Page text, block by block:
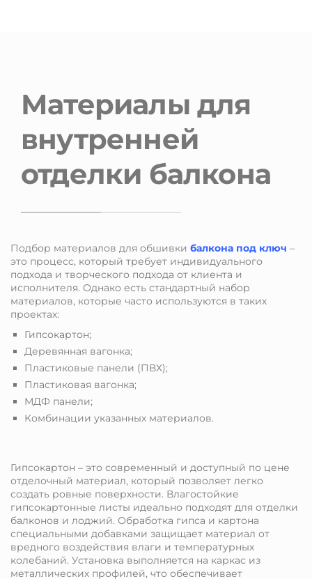
Материалы для
внутренней
отделки балкона
Подбор материалов для обшивки балкона под ключ –
это процесс, который требует индивидуального
подхода и творческого подхода от клиента и
исполнителя. Однако есть стандартный набор
материалов, которые часто используются в таких
проектах:
Гипсокартон;
Деревянная вагонка;
Пластиковые панели (ПВХ);
Пластиковая вагонка;
МДФ панели;
Комбинации указанных материалов.
Гипсокартон – это современный и доступный по цене
отделочный материал, который позволяет легко
создать ровные поверхности. Влагостойкие
гипсокартонные листы идеально подходят для отделки
балконов и лоджий. Обработка гипса и картона
специальными добавками защищает материал от
вредного воздействия влаги и температурных
колебаний. Установка выполняется на каркас из
металлических профилей, что обеспечивает